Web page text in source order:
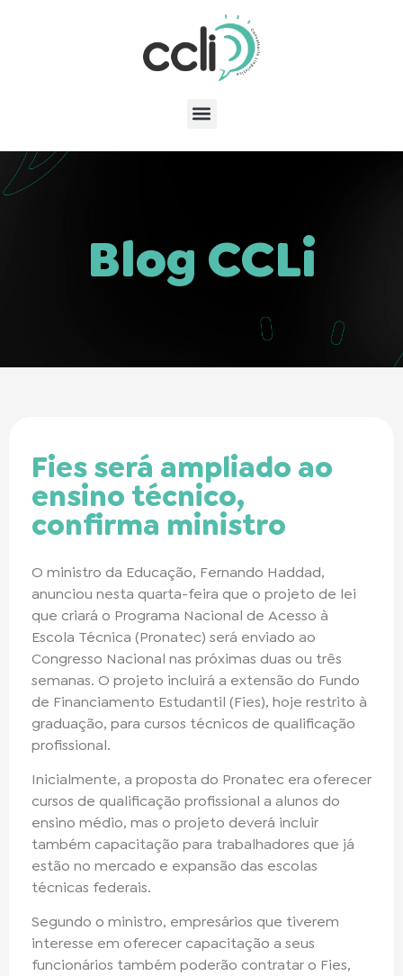
Blog CCLi
Fies será ampliado ao
ensino técnico,
confirma ministro
O ministro da Educação, Fernando Haddad,
anunciou nesta quarta-feira que o projeto de lei
que criará o Programa Nacional de Acesso à
Escola Técnica (Pronatec) será enviado ao
Congresso Nacional nas próximas duas ou três
semanas. O projeto incluirá a extensão do Fundo
de Financiamento Estudantil (Fies), hoje restrito à
graduação, para cursos técnicos de qualificação
profissional.
Inicialmente, a proposta do Pronatec era oferecer
cursos de qualificação profissional a alunos do
ensino médio, mas o projeto deverá incluir
também capacitação para trabalhadores que já
estão no mercado e expansão das escolas
técnicas federais.
Segundo o ministro, empresários que tiverem
interesse em oferecer capacitação a seus
funcionários também poderão contratar o Fies,